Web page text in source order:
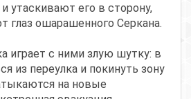
утаскивают его в сторону,
глаз ошарашенного Серкана.
играет с ними злую шутку: в
из переулка и покинуть зону
на новые